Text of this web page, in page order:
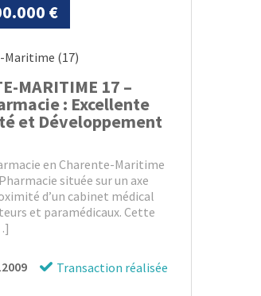
€
Maritime (17)
MARITIME 17 –
: Excellente
et Développement
en Charente-Maritime
située sur un axe
d’un cabinet médical
et paramédicaux. Cette
Transaction réalisée